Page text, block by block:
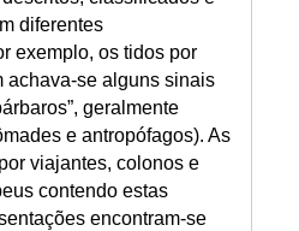
diferentes
exemplo, os tidos por
achava-se alguns sinais
geralmente
e antropófagos). As
viajantes, colonos e
contendo estas
encontram-se